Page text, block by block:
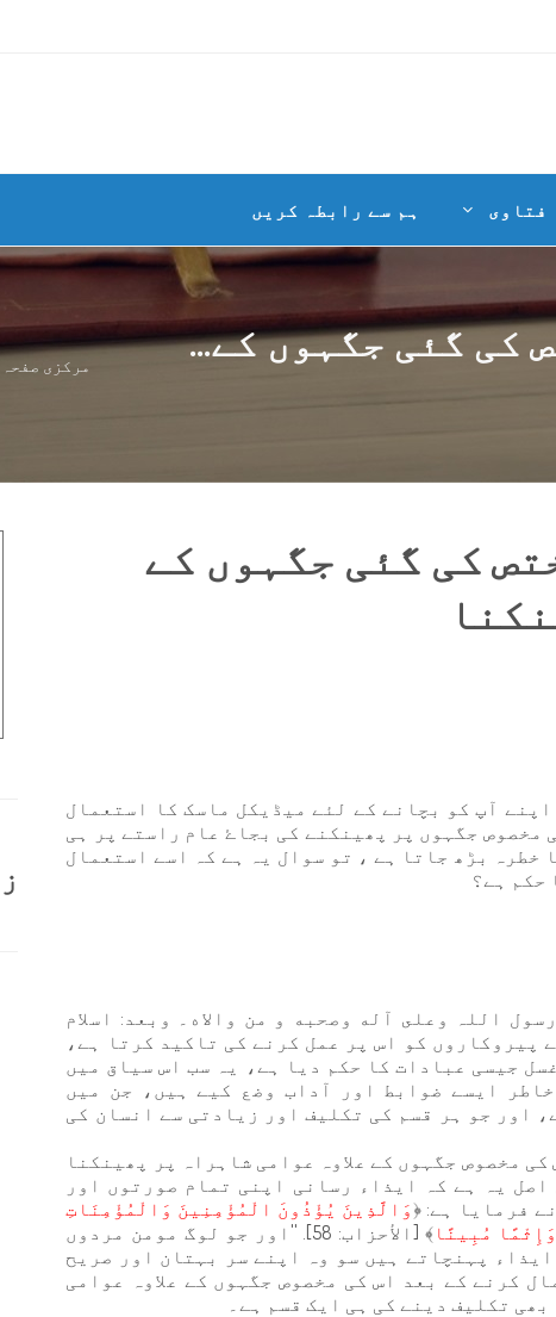
فتاوی ہم سے رابطہ کریں
کی گئی جگہوں کے... مرکزی صفحہ
کی گئی جگہوں کے
آپ کو بچانے کے لئے میڈیکل ماسک کا استعمال
مخصوص جگہوں پر پھینکنے کی بجاۓ عام راستے پر ہی
خطرہ بڑھ جاتا ہے ، تو سوال یہ ہے کہ اسے استعمال
حکم ہے؟
اللہ وعلى آله وصحبه و من والاه۔ وبعد: اسلام
پیروکاروں کو اس پر عمل کرنے کی تاکید کرتا ہے،
جیسی عبادات کا حکم دیا ہے، یہ سب اس سیاق میں
ایسے ضوابط اور آداب وضع کیے ہیں، جن میں
اور جو ہر قسم کی تکلیف اور زیادتی سے انسان کی
مخصوص جگہوں کے علاوہ عوامی شاہراہ پر پھینکنا
یہ ہے کہ ایذاء رسانی اپنی تمام صورتوں اور
فرمایا ہے: ﴿وَالَّذِينَ يُؤْذُونَ الْمُؤْمِنِينَ وَالْمُؤْمِنَاتِ
مُبِينًا
﴾ [الأحزاب: 58]. ''اور جو لوگ مومن مردوں
پہنچاتے ہیں سو وہ اپنے سر بہتان اور صریح
کرنے کے بعد اس کی مخصوص جگہوں کے علاوہ عوامی
تکلیف دینے کی ہی ایک قسم ہے۔